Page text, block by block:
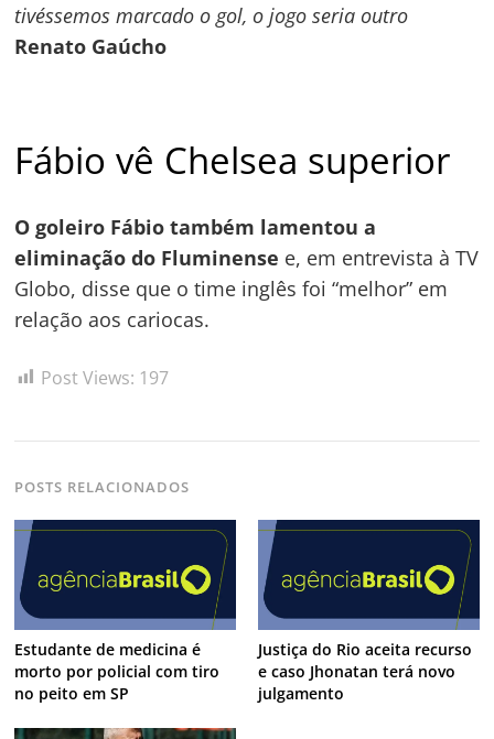
tivéssemos marcado o gol, o jogo seria outro
Renato Gaúcho
Fábio vê Chelsea superior
O goleiro Fábio também lamentou a
eliminação do Fluminense e, em entrevista à TV
Globo, disse que o time inglês foi “melhor” em
relação aos cariocas.
Post Views: 197
POSTS RELACIONADOS
Estudante de medicina é
morto por policial com tiro
no peito em SP
Justiça do Rio aceita recurso
e caso Jhonatan terá novo
julgamento